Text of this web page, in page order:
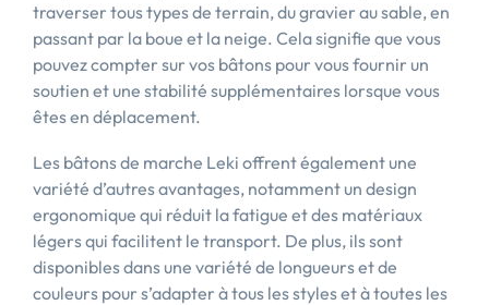
traverser tous types de terrain, du gravier au sable, en
passant par la boue et la neige. Cela signifie que vous
pouvez compter sur vos bâtons pour vous fournir un
soutien et une stabilité supplémentaires lorsque vous
êtes en déplacement.
Les bâtons de marche Leki offrent également une
variété d’autres avantages, notamment un design
ergonomique qui réduit la fatigue et des matériaux
légers qui facilitent le transport. De plus, ils sont
disponibles dans une variété de longueurs et de
couleurs pour s’adapter à tous les styles et à toutes les